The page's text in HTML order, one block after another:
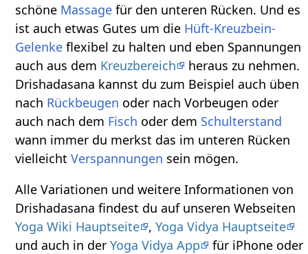
schöne Massage für den unteren Rücken. Und es
ist auch etwas Gutes um die Hüft-Kreuzbein-
Gelenke flexibel zu halten und eben Spannungen
auch aus dem Kreuzbereich
heraus zu nehmen.
Drishadasana kannst du zum Beispiel auch üben
nach Rückbeugen oder nach Vorbeugen oder
auch nach dem Fisch oder dem Schulterstand
wann immer du merkst das im unteren Rücken
vielleichtVerspannungen sein mögen.
Alle Variationen und weitere Informationen von
Drishadasana findest du auf unseren Webseiten
Yoga Wiki Hauptseite ,Yoga Vidya Hauptseite
und auch in derYoga Vidya App
für iPhone oder